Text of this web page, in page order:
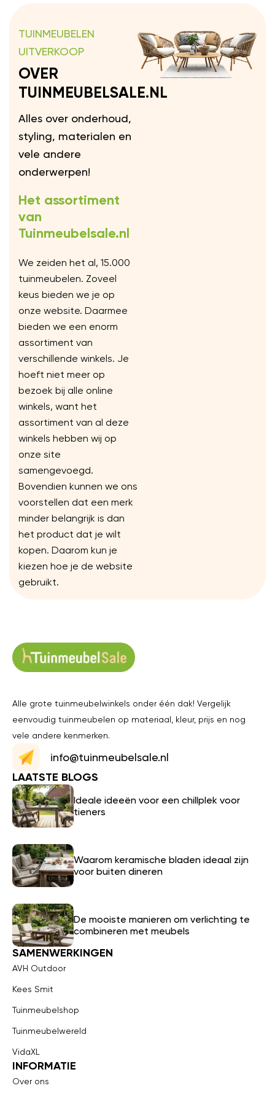
TUINMEUBELEN
UITVERKOOP
OVER
TUINMEUBELSALE.NL
Alles over onderhoud,
styling, materialen en
vele andere
onderwerpen!
Het assortiment
van
Tuinmeubelsale.nl
We zeiden het al, 15.000
tuinmeubelen. Zoveel
keus bieden we je op
onze website. Daarmee
bieden we een enorm
assortiment van
verschillende winkels. Je
hoeft niet meer op
bezoek bij alle online
winkels, want het
assortiment van al deze
winkels hebben wij op
onze site
samengevoegd.
Bovendien kunnen we ons
voorstellen dat een merk
minder belangrijk is dan
het product dat je wilt
kopen. Daarom kun je
kiezen hoe je de website
gebruikt.
Alle grote tuinmeubelwinkels onder één dak! Vergelijk
eenvoudig tuinmeubelen op materiaal, kleur, prijs en nog
vele andere kenmerken.
info@tuinmeubelsale.nl
LAATSTE BLOGS
Ideale ideeën voor een chillplek voor
tieners
Waarom keramische bladen ideaal zijn
voor buiten dineren
De mooiste manieren om verlichting te
combineren met meubels
SAMENWERKINGEN
AVH Outdoor
Kees Smit
Tuinmeubelshop
Tuinmeubelwereld
VidaXL
INFORMATIE
Over ons